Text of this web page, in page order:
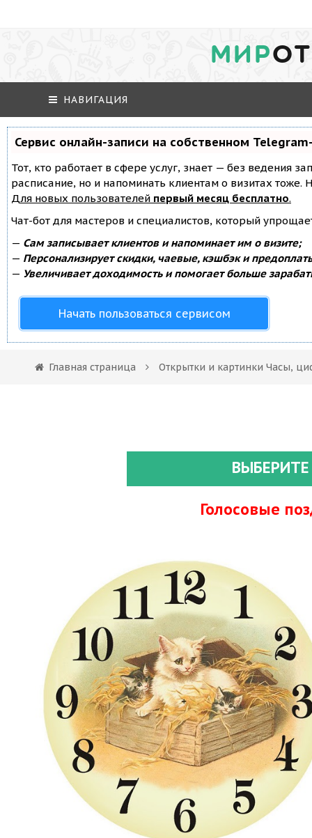
МИР
НАВИГАЦИЯ
Сервис онлайн-записи на собственном
Тот, кто работает в сфере услуг, знает — без ведения
расписание, но и напоминать клиентам о визитах
Для новых пользователей первый месяц бесплатно.
Чат-бот для мастеров и специалистов, который
— Сам записывает клиентов и напоминает им о визите;
— Персонализирует скидки, чаевые, кэшбэк и
— Увеличивает доходимость и помогает больше
Начать пользоваться сервисом
Главная страница Открытки и картинки Часы,
Голосовые